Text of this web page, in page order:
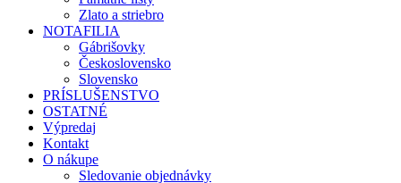
Zlato a striebro
NOTAFILIA
Gábrišovky
Československo
Slovensko
PRÍSLUŠENSTVO
OSTATNÉ
Výpredaj
Kontakt
O nákupe
Sledovanie objednávky